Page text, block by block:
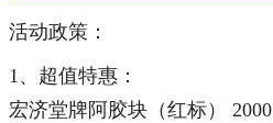
活动政策：
1、超值特惠：
宏济堂牌阿胶块（红标）